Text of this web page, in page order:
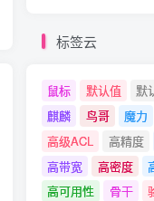
标签云
鼠标 默认值 默
麒麟
鸟哥 魔力
高级ACL
高精度
高带宽
高密度
高可用性
骨干